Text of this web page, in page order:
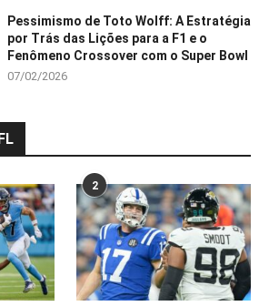
Pessimismo de Toto Wolff: A Estratégia
por Trás das Lições para a F1 e o
Fenômeno Crossover com o Super Bowl
07/02/2026
2